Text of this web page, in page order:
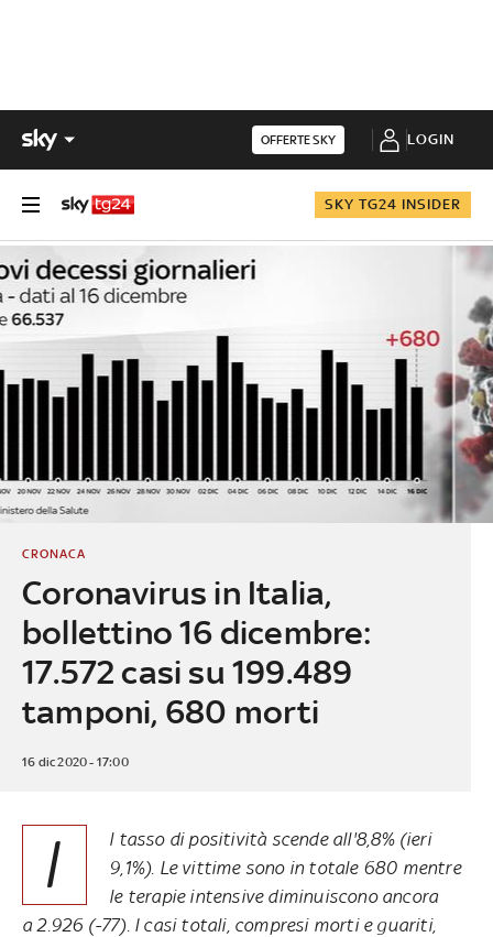
OFFERTE SKY LOGIN
SKY TG24 INSIDER
Coronavirus in Italia,
bollettino 16 dicembre:
17.572 casi su 199.489
tamponi, 680 morti
CRONACA
16 dic 2020 - 17:00
I
l tasso di positività scende all'8,8% (ieri
9,1%). Le vittime sono in totale 680 mentre
le terapie intensive diminuiscono ancora
a 2.926 (-77). I casi totali, compresi morti e guariti,